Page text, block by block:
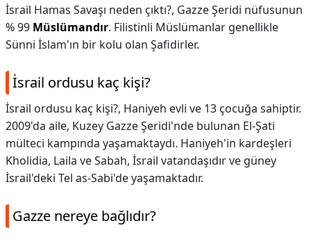
İsrail Hamas Savaşı neden çıktı?, Gazze Şeridi nüfusunun
% 99 Müslümandır. Filistinli Müslümanlar genellikle
Sünni İslam'ın bir kolu olan Şafidirler.
İsrail ordusu kaç kişi?
İsrail ordusu kaç kişi?, Haniyeh evli ve 13 çocuğa sahiptir.
2009'da aile, Kuzey Gazze Şeridi'nde bulunan El-Şati
mülteci kampında yaşamaktaydı. Haniyeh'in kardeşleri
Kholidia, Laila ve Sabah, İsrail vatandaşıdır ve güney
İsrail'deki Tel as-Sabi'de yaşamaktadır.
Gazze nereye bağlıdır?